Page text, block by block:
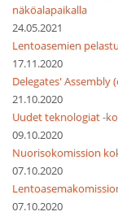
näköalapaikalla
24.05.2021
Lentoasemien
17.11.2020
Delegates' Assembly
21.10.2020
Uudet teknologiat -
09.10.2020
Nuorisokomission
07.10.2020
07.10.2020